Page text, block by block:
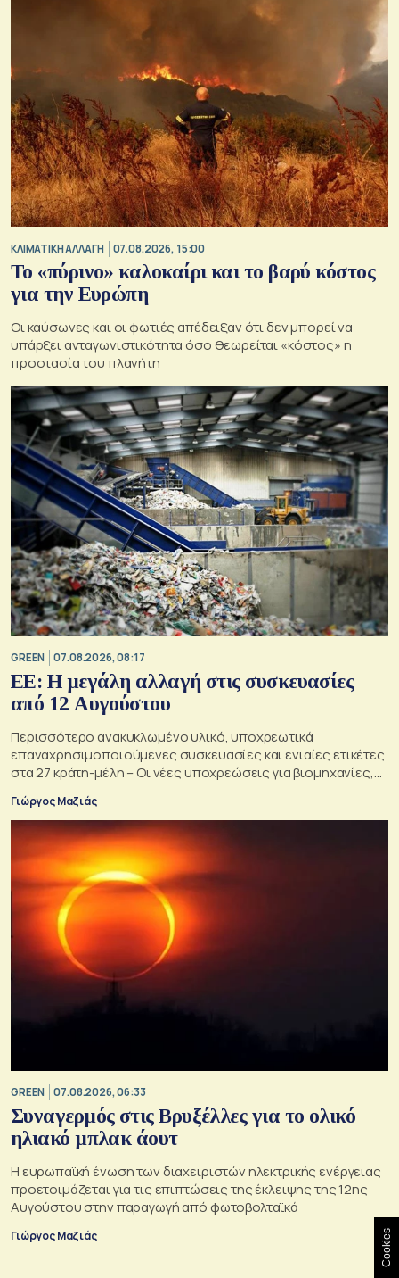
ΚΛΙΜΑΤΙΚΗ ΑΛΛΑΓΗ 07.08.2026, 15:00
Το «πύρινο» καλοκαίρι και το βαρύ κόστος
για την Ευρώπη
Οι καύσωνες και οι φωτιές απέδειξαν ότι δεν μπορεί να
υπάρξει ανταγωνιστικότητα όσο θεωρείται «κόστος» η
προστασία του πλανήτη
GREEN 07.08.2026, 08:17
ΕΕ: Η μεγάλη αλλαγή στις συσκευασίες
από 12 Αυγούστου
Περισσότερο ανακυκλωμένο υλικό, υποχρεωτικά
επαναχρησιμοποιούμενες συσκευασίες και ενιαίες ετικέτες
στα 27 κράτη-μέλη – Οι νέες υποχρεώσεις για βιομηχανίες,
Γιώργος Μαζιάς
GREEN 07.08.2026, 06:33
Συναγερμός στις Βρυξέλλες για το ολικό
ηλιακό μπλακ άουτ
Η ευρωπαϊκή ένωση των διαχειριστών ηλεκτρικής ενέργειας
προετοιμάζεται για τις επιπτώσεις της έκλειψης της 12ης
Αυγούστου στην παραγωγή από φωτοβολταϊκά
Γιώργος Μαζιάς Cookies